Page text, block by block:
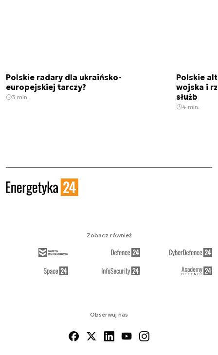
Polskie radary dla ukraińsko-
europejskiej tarczy?
3 min.
Polskie
wojska i
służb
4 min.
Obserwuj nas
Zobacz również